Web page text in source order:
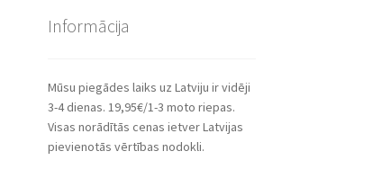
Informācija
Mūsu piegādes laiks uz Latviju ir vidēji
3-4 dienas. 19,95€/1-3 moto riepas.
Visas norādītās cenas ietver Latvijas
pievienotās vērtības nodokli.